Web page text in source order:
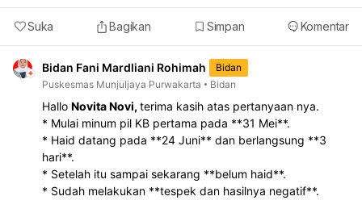
Suka Bagikan Simpan Komentar
Bidan Fani Mardliani Rohimah
Bidan
Puskesmas Munjuljaya Purwakarta
Bidan
Hallo Novita Novi, terima kasih atas pertanyaan nya.
* Mulai minum pil KB pertama pada **31 Mei**.
* Haid datang pada **24 Juni** dan berlangsung **3
hari**.
* Setelah itu sampai sekarang **belum haid**.
* Sudah melakukan **tespek dan hasilnya negatif**.